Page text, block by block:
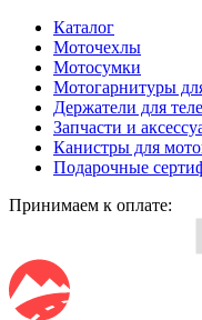
Каталог
Моточехлы
Мотосумки
Мотогарнитуры
Держатели для
Запчасти и
Канистры для
Подарочные
Принимаем к оплате: